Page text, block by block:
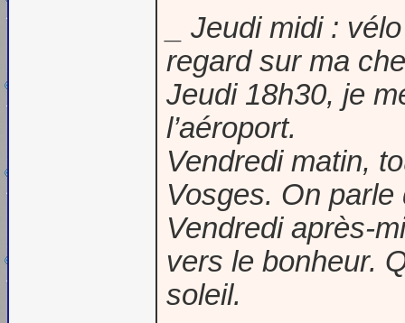
_ Jeudi midi :
regard sur ma
Jeudi 18h30, je
l’aéroport.
Vendredi matin,
Vosges. On
Vendredi après-
vers le bonheur.
soleil.